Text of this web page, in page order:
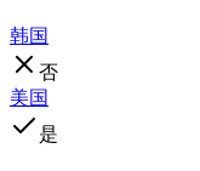
韩国
否
美国
是